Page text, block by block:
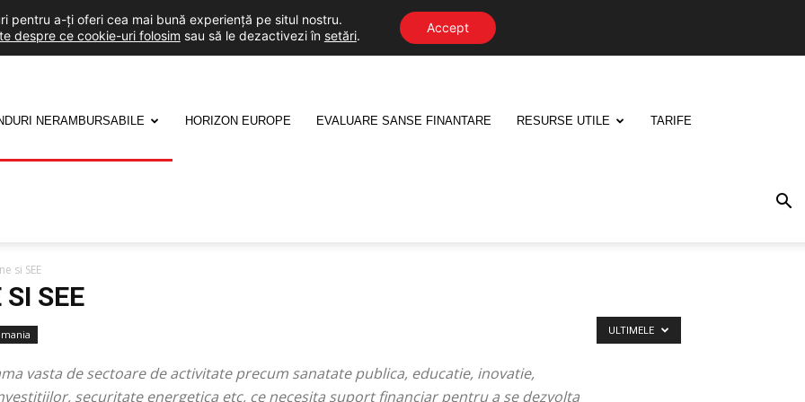
NERAMBURSABILE HORIZON EUROPE EVALUARE SANSE FINANTARE RESURSE UTILE TARIFE
si SEE
SEE
vasta de sectoare de activitate precum sanatate publica, educatie, inovatie,
securitate energetica etc, ce necesita suport financiar pentru a se dezvolta
ULTIMELE
pentru a-ți oferi cea mai bună experiență pe situl nostru.
despre ce cookie-uri folosim sau să le dezactivezi în setări.
Accept